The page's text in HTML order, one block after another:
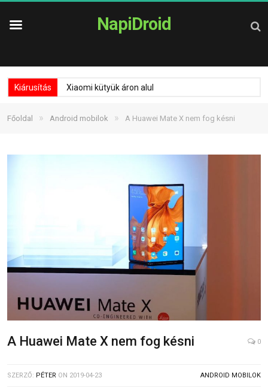
NapiDroid
Kiárusítás Xiaomi kütyük áron alul
Főoldal » Android mobilok » A Huawei Mate X nem fog késni
A Huawei Mate X nem fog késni 0
SZERZŐ: PÉTER ON 2019-04-23 ANDROID MOBILOK